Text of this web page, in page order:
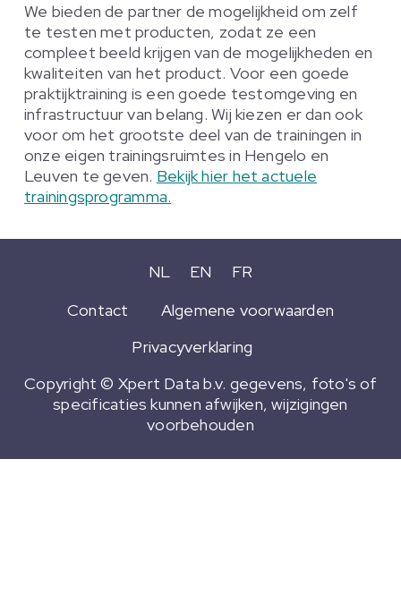
We bieden de partner de mogelijkheid om zelf
te testen met producten, zodat ze een
compleet beeld krijgen van de mogelijkheden en
kwaliteiten van het product. Voor een goede
praktijktraining is een goede testomgeving en
infrastructuur van belang. Wij kiezen er dan ook
voor om het grootste deel van de trainingen in
onze eigen trainingsruimtes in Hengelo en
Leuven te geven. Bekijk hier het actuele
trainingsprogramma.
NL EN
FR
Contact
Algemene voorwaarden
Privacyverklaring
Copyright © Xpert Data b.v. gegevens, foto's of
specificaties kunnen afwijken, wijzigingen
voorbehouden